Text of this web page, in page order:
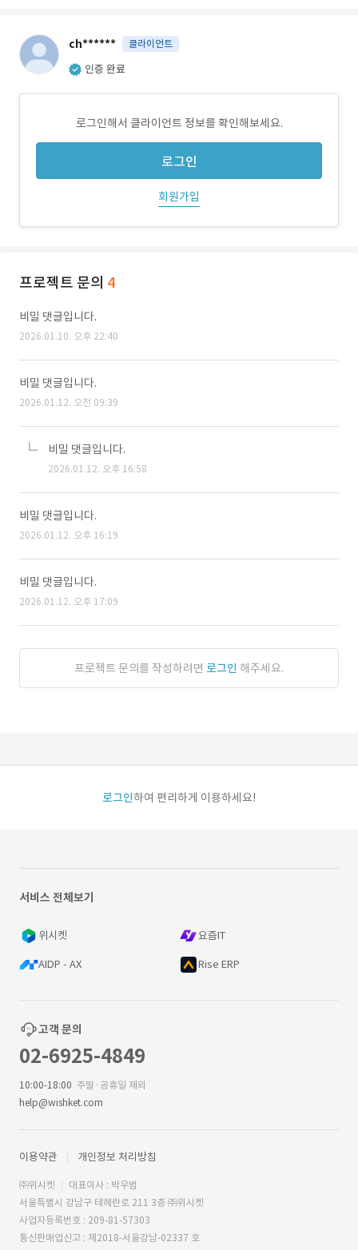
ch****** 클라이언트
인증 완료
로그인해서 클라이언트 정보를 확인해보세요.
로그인
회원가입
프로젝트 문의 4
비밀 댓글입니다.
2026.01.10. 오후 22:40
비밀 댓글입니다.
2026.01.12. 오전 09:39
비밀 댓글입니다.
2026.01.12. 오후 16:58
비밀 댓글입니다.
2026.01.12. 오후 16:19
비밀 댓글입니다.
2026.01.12. 오후 17:09
프로젝트 문의를 작성하려면 로그인 해주세요.
로그인하여 편리하게 이용하세요!
서비스 전체보기
위시켓 요즘IT
AIDP - AX Rise ERP
고객 문의
02-6925-4849
10:00-18:00 주말·공휴일 제외
help@wishket.com
이용약관 개인정보 처리방침
㈜위시켓
대표이사 : 박우범
서울특별시 강남구 테헤란로 211 3층 ㈜위시켓
사업자등록번호 : 209-81-57303
통신판매업신고 : 제2018-서울강남-02337 호